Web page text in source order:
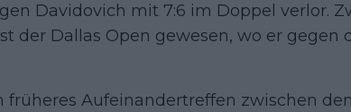
Davidovich mit 7:6 im Doppel verlor.
der Dallas Open gewesen, wo er gegen
früheres Aufeinandertreffen zwischen